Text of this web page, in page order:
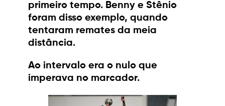
primeiro tempo. Benny e Stênio
foram disso exemplo, quando
tentaram remates da meia
distância.
Ao intervalo era o nulo que
imperava no marcador.